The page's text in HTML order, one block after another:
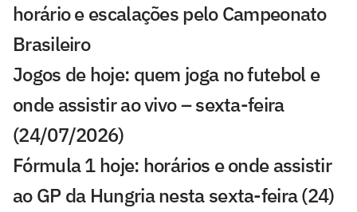
horário e escalações pelo Campeonato
Brasileiro
Jogos de hoje: quem joga no futebol e
onde assistir ao vivo – sexta-feira
(24/07/2026)
Fórmula 1 hoje: horários e onde assistir
ao GP da Hungria nesta sexta-feira (24)